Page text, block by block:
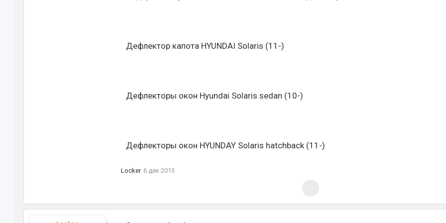
Дефлектор капота HYUNDAI Solaris (11-)
Дефлекторы окон Hyundai Solaris sedan (10-)
Дефлекторы окон HYUNDAY Solaris hatchback (11-)
Locker 6 дек 2013